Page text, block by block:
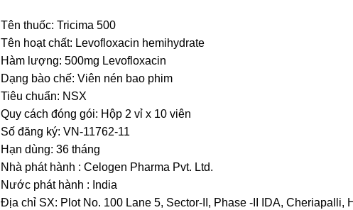
Tên thuốc: Tricima 500
Tên hoạt chất: Levofloxacin hemihydrate
Hàm lượng: 500mg Levofloxacin
Dạng bào chế: Viên nén bao phim
Tiêu chuẩn: NSX
Quy cách đóng gói: Hộp 2 vỉ x 10 viên
Số đăng ký: VN-11762-11
Hạn dùng: 36 tháng
Nhà phát hành : Celogen Pharma Pvt. Ltd.
Nước phát hành : India
Địa chỉ SX: Plot No. 100 Lane 5, Sector-II, Phase -II IDA, Cheriapalli,